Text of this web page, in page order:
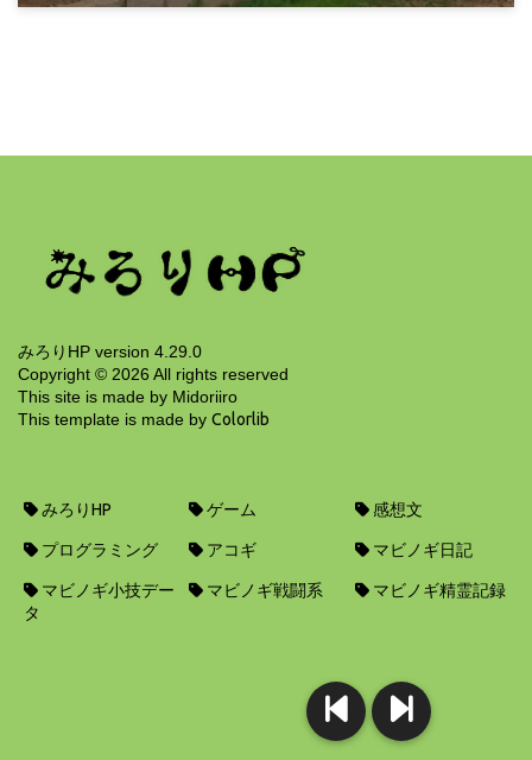
15年前
みろりHP version 4.29.0
Copyright © 2026 All rights reserved
This site is made by Midoriiro
This template is made by Colorlib
みろりHP ゲーム 感想文
プログラミング アコギ マビノギ日記
マビノギ小技デー
タ
マビノギ戦闘系 マビノギ精霊記録